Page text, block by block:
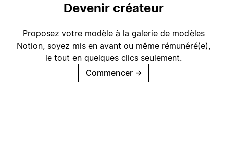
Devenir créateur
Proposez votre modèle à la galerie de modèles
Notion, soyez mis en avant ou même rémunéré(e),
le tout en quelques clics seulement.
Commencer →